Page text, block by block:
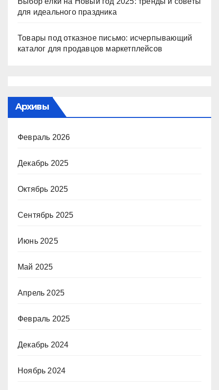
для идеального праздника
Товары под отказное письмо: исчерпывающий
каталог для продавцов маркетплейсов
Архивы
Февраль 2026
Декабрь 2025
Октябрь 2025
Сентябрь 2025
Июнь 2025
Май 2025
Апрель 2025
Февраль 2025
Декабрь 2024
Ноябрь 2024